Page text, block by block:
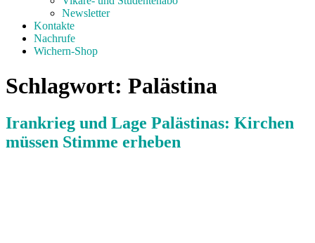
Newsletter
Kontakte
Nachrufe
Wichern-Shop
Schlagwort: Palästina
Irankrieg und Lage Palästinas: Kirchen
müssen Stimme erheben